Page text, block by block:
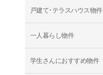
戸建て･テラスハウス物件
一人暮らし物件
学生さんにおすすめ物件